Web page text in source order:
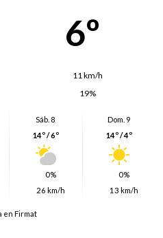
6º
11 km/h
19%
Sáb. 8
14º / 6º
0%
26 km/h
Dom. 9
14º / 4º
0%
13 km/h
en Firmat